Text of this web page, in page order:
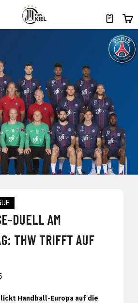
DUELL AM
THW TRIFFT AUF
Handball-Europa auf die